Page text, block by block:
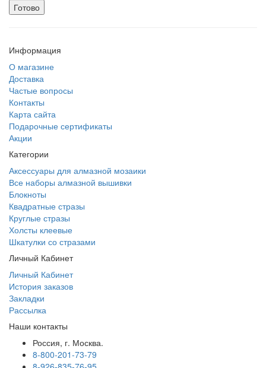
Готово
Информация
О магазине
Доставка
Частые вопросы
Контакты
Карта сайта
Подарочные сертификаты
Акции
Категории
Аксессуары для алмазной мозаики
Все наборы алмазной вышивки
Блокноты
Квадратные стразы
Круглые стразы
Холсты клеевые
Шкатулки со стразами
Личный Кабинет
Личный Кабинет
История заказов
Закладки
Рассылка
Наши контакты
Россия, г. Москва.
8-800-201-73-79